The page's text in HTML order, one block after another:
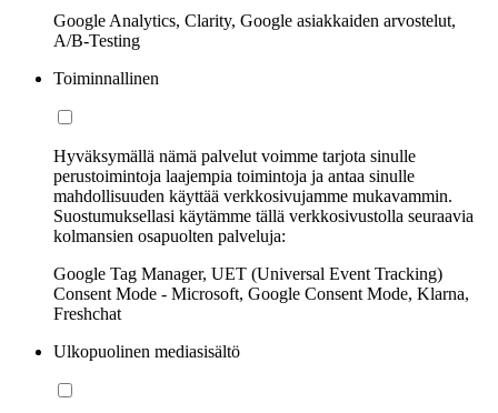
Google Analytics, Clarity, Google asiakkaiden arvostelut,
A/B-Testing
Toiminnallinen
Hyväksymällä nämä palvelut voimme tarjota sinulle
perustoimintoja laajempia toimintoja ja antaa sinulle
mahdollisuuden käyttää verkkosivujamme mukavammin.
Suostumuksellasi käytämme tällä verkkosivustolla seuraavia
kolmansien osapuolten palveluja:
Google Tag Manager, UET (Universal Event Tracking)
Consent Mode - Microsoft, Google Consent Mode, Klarna,
Freshchat
Ulkopuolinen mediasisältö